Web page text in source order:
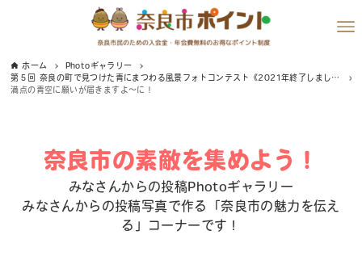
ホーム
Photoギャラリー
第５回 奈良の町で見つけた青にまつわる風景フォトコンテスト《2021年終了しました》
満点の青空に願いが届きますよ～に！
奈良市の素敵を集めよう！
みなさんからの投稿Photoギャラリー
みなさんからの投稿写真で作る「奈良市の魅力を伝え
る」コーナーです！